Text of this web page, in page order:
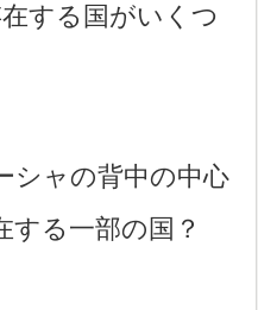
する国がいくつ
シャの背中の中心
する一部の国？